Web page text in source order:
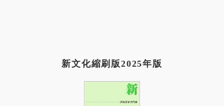
新文化縮刷版2025年版